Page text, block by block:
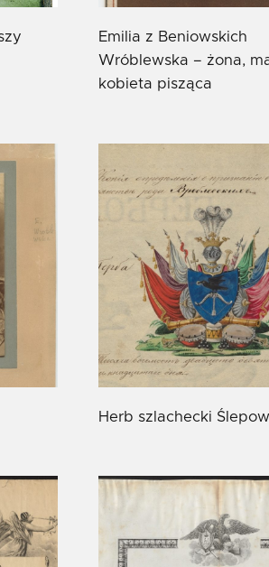
Emilia z Beniowskich
Wróblewska – żona,
kobieta pisząca
Herb szlachecki